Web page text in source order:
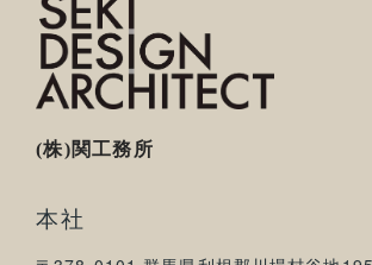
(株)関工務所
本社